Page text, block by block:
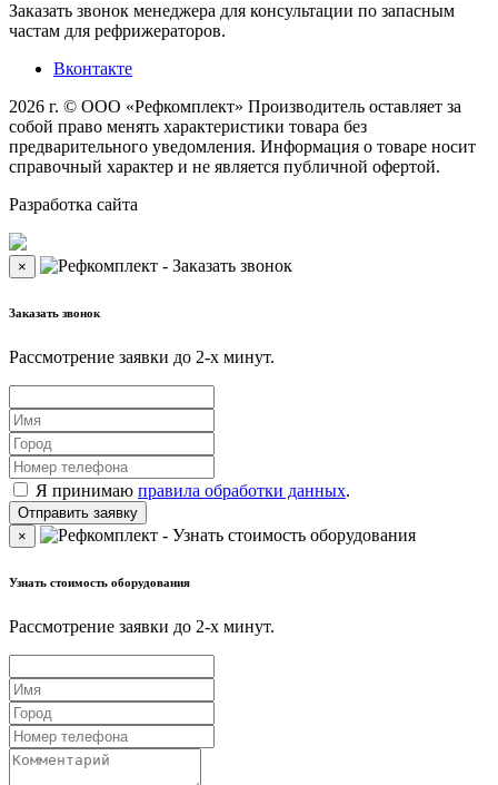
Заказать звонок менеджера для консультации по запасным
частам для рефрижераторов.
Вконтакте
2026 г. © ООО «Рефкомплект» Производитель оставляет за
собой право менять характеристики товара без
предварительного уведомления. Информация о товаре носит
справочный характер и не является публичной офертой.
Разработка сайта
×
Заказать звонок
Рассмотрение заявки до 2-x минут.
Я принимаю правила обработки данных.
×
Узнать стоимость оборудования
Рассмотрение заявки до 2-x минут.